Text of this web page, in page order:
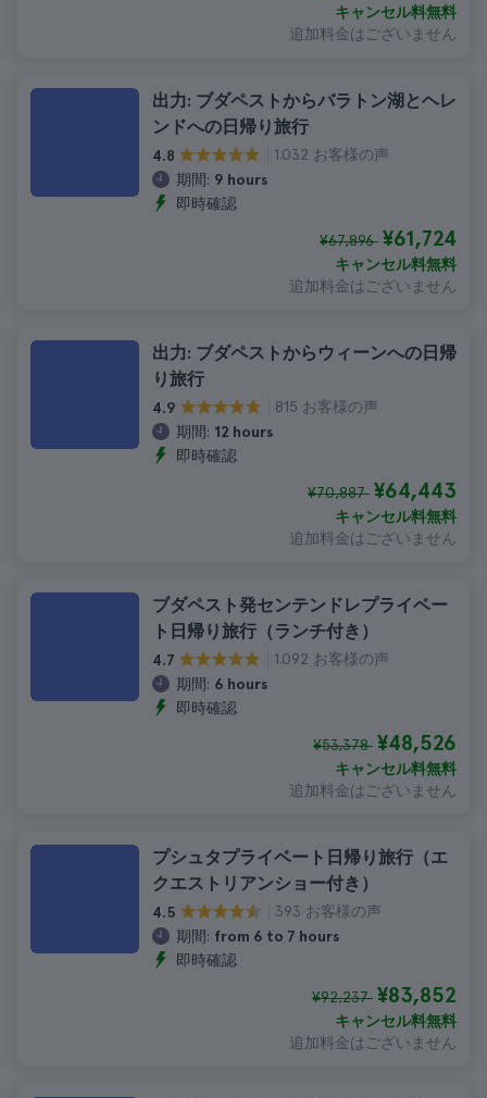
キャンセル料無料
追加料金はございません
出力: ブダペストからバラトン湖とヘレ
ンドへの日帰り旅行
4.8
1.032 お客様の声
期間: 9 hours
即時確認
¥67,896 ¥61,724
キャンセル料無料
追加料金はございません
出力: ブダペストからウィーンへの日帰
り旅行
4.9
815 お客様の声
期間: 12 hours
即時確認
¥70,887 ¥64,443
キャンセル料無料
追加料金はございません
ブダペスト発センテンドレプライベー
ト日帰り旅行（ランチ付き）
4.7
1.092 お客様の声
期間: 6 hours
即時確認
¥53,378 ¥48,526
キャンセル料無料
追加料金はございません
プシュタプライベート日帰り旅行（エ
クエストリアンショー付き）
4.5
393 お客様の声
期間: from 6 to 7 hours
即時確認
¥92,237 ¥83,852
キャンセル料無料
追加料金はございません